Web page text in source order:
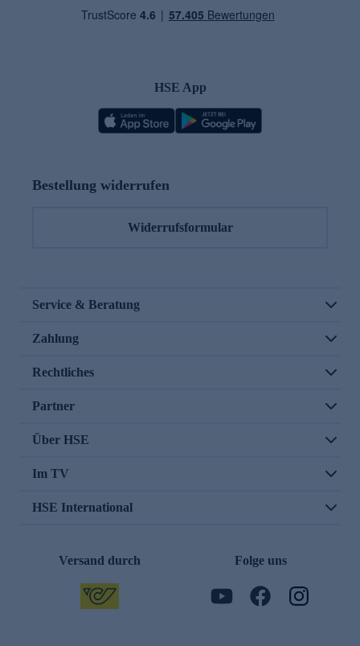
HSE App
Bestellung widerrufen
Widerrufsformular
Service & Beratung
Zahlung
Rechtliches
Partner
Über HSE
Im TV
HSE International
Versand durch Folge uns